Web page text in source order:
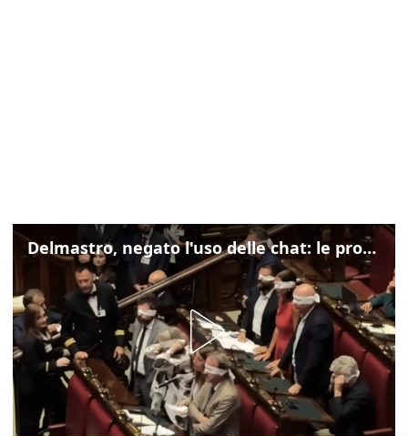
Delmastro, negato l'uso delle chat: le proteste di Avs e M5s